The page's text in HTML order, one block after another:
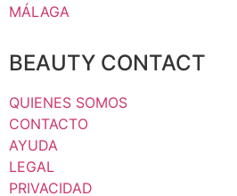
MÁLAGA
BEAUTY CONTACT
QUIENES SOMOS
CONTACTO
AYUDA
LEGAL
PRIVACIDAD